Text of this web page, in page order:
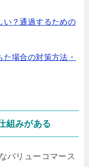
い？通過するための
場合の対策方法・
組みがある
バリューコマース